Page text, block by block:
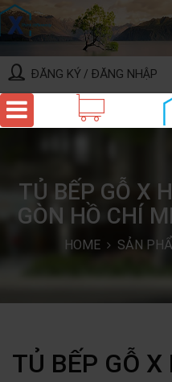
ĐĂNG KÝ / ĐĂNG NHẬP
TỦ BẾP GỖ X
GÒN HỒ CHÍ
HOME SẢN
TỦ BẾP GỖ